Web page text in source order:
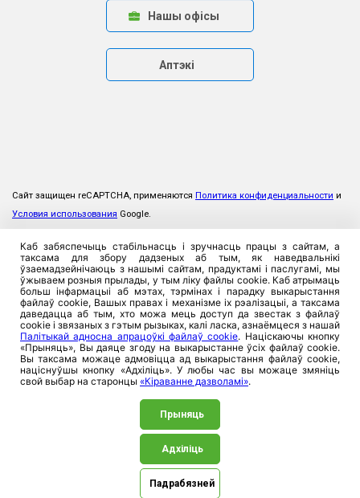
Нашы офісы
Аптэкі
Сайт защищен reCAPTCHA, применяются Политика конфиденциальности и
Условия использования Google.
©2026. ЗАСТ «Прамтрансінвест», 220026, Рэспублика
Беларусь, г. Мінск, вул. Пляханава, 8. УНП 100357923
Каб забяспечыць стабільнасць і зручнасць працы з сайтам, а
таксама для збору дадзеных аб тым, як наведвальнікі
ўзаемадзейнічаюць з нашымі сайтам, прадуктамі і паслугамі, мы
ўжываем розныя прылады, у тым ліку файлы cookie. Каб атрымаць
больш інфармацыі аб мэтах, тэрмінах і парадку выкарыстання
файлаў cookie, Вашых правах і механізме іх рэалізацыі, а таксама
даведацца аб тым, хто можа мець доступ да звестак з файлаў
cookie і звязаных з гэтым рызыках, калі ласка, азнаёмцеся з нашай
Палітыкай адносна апрацоўкі файлаў cookie. Націскаючы кнопку
«Прыняць», Вы даяце згоду на выкарыстанне ўсіх файлаў cookie.
Вы таксама можаце адмовіцца ад выкарыстання файлаў cookie,
націснуўшы кнопку «Адхіліць». У любы час вы можаце змяніць
свой выбар на старонцы «Кіраванне дазволамі».
Прыняць
Адхіліць
Падрабязней